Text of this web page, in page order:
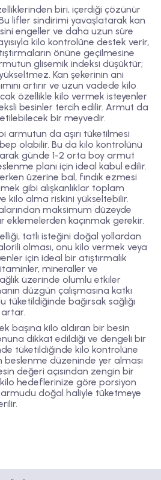
biri, içerdiği çözünür
lifler sindirimi yavaşlatarak kan
engeller ve daha uzun süre
kilo kontrolüne destek verir,
önüne geçilmesine
glisemik indeksi düşüktür;
Kan şekerinin ani
artırır ve uzun vadede kilo
özellikle kilo vermek isteyenler
besinler tercih edilir. Armut da
bir meyvedir.
armutun da aşırı tüketilmesi
olabilir. Bu da kilo kontrolünü
günde 1-2 orta boy armut
planı için ideal kabul edilir.
üzerine bal, fındık ezmesi
gibi alışkanlıklar toplam
kilo alma riskini yükseltebilir.
maksimum düzeyde
kaçınmak gerekir.
tatlı isteğini doğal yollardan
olması, onu kilo vermek veya
için ideal bir atıştırmalık
mineraller ve
üzerinde olumlu etkiler
düzgün çalışmasına katkı
tüketildiğinde bağırsak sağlığı
artar.
başına kilo aldıran bir besin
dikkat edildiği ve dengeli bir
tüketildiğinde kilo kontrolüne
beslenme düzeninde yer alması
değeri açısından zengin bir
hedeflerinize göre porsiyon
doğal haliyle tüketmeye